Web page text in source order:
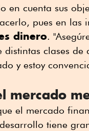
en cuenta sus
pues en las
dinero.
clases de
y estoy
mercado
el mercado
tiene